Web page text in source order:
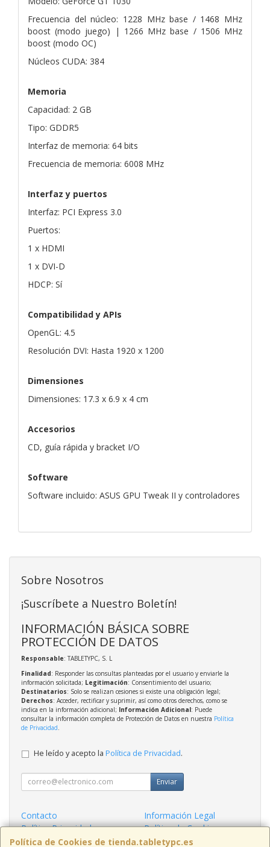
Frecuencia del núcleo: 1228 MHz base / 1468 MHz
boost (modo juego) | 1266 MHz base / 1506 MHz
boost (modo OC)
Núcleos CUDA: 384
Memoria
Capacidad: 2 GB
Tipo: GDDR5
Interfaz de memoria: 64 bits
Frecuencia de memoria: 6008 MHz
Interfaz y puertos
Interfaz: PCI Express 3.0
Puertos:
1 x HDMI
1 x DVI-D
HDCP: Sí
Compatibilidad y APIs
OpenGL: 4.5
Resolución DVI: Hasta 1920 x 1200
Dimensiones
Dimensiones: 17.3 x 6.9 x 4 cm
Accesorios
CD, guía rápida y bracket I/O
Software
Software incluido: ASUS GPU Tweak II y controladores
Política de Cookies de tienda.tabletypc.es
Sobre Nosotros
¡Suscríbete a Nuestro Boletín!
INFORMACIÓN BÁSICA SOBRE
PROTECCIÓN DE DATOS
Responsable: TABLETYPC, S. L
Finalidad: Responder las consultas planteadas por el usuario y enviarle la
información solicitada; Legitimación: Consentimiento del usuario;
Destinatarios: Solo se realizan cesiones si existe una obligación legal;
Derechos: Acceder, rectificar y suprimir, así como otros derechos, como se
indica en la información adicional; Información Adicional: Puede
consultar la información completa de Protección de Datos en nuestra Política
de Privacidad
He leído y acepto la Política de Privacidad.
Enviar
Contacto
Información Legal
Política Privacidad
Política de Cookies
Condiciones de Compra
Formas de Pago